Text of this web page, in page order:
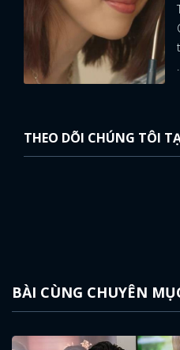
THEO DÕI CHÚNG TÔI
BÀI CÙNG CHUYÊN